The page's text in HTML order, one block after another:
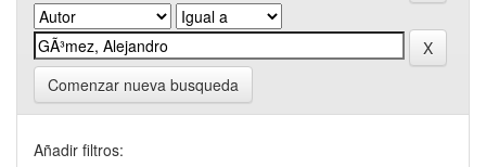
Comenzar nueva busqueda
Añadir filtros: